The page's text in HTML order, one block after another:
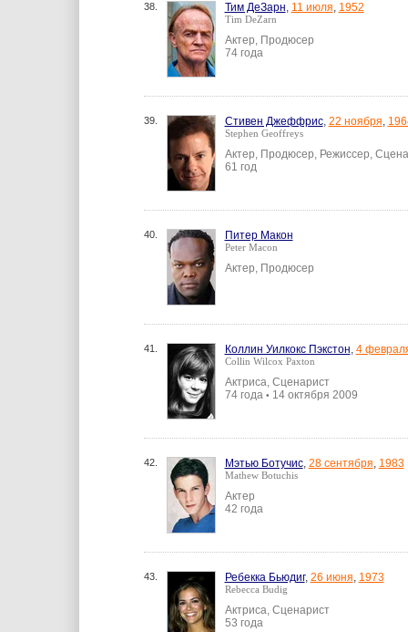
38. Тим ДеЗарн, 11 июля, 1952
Tim DeZarn
Актер, Продюсер
74 года
39. Стивен Джеффрис, 22 ноября,
Stephen Geoffreys
Актер, Продюсер, Режиссер,
61 год
40. Питер Макон
Peter Macon
Актер, Продюсер
41. Коллин Уилкокс Пэкстон, 4
Collin Wilcox Paxton
Актриса, Сценарист
74 года • 14 октября 2009
42. Мэтью Ботучис, 28 сентября, 1983
Mathew Botuchis
Актер
42 года
43. Ребекка Бьюдиг, 26 июня, 1973
Rebecca Budig
Актриса, Сценарист
53 года